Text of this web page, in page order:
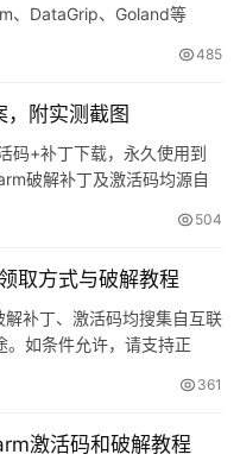
、DataGrip、Goland等
续到2099年，非常给力！ 下
485
附实测截图
码+补丁下载，永久使用到
破解补丁及激活码均源自
的话，强烈建议支持官方正
504
取方式与破解教程
补丁、激活码均搜集自互联
。如条件允许，请支持正
、macOS、Linux 三大平
361
激活码和破解教程